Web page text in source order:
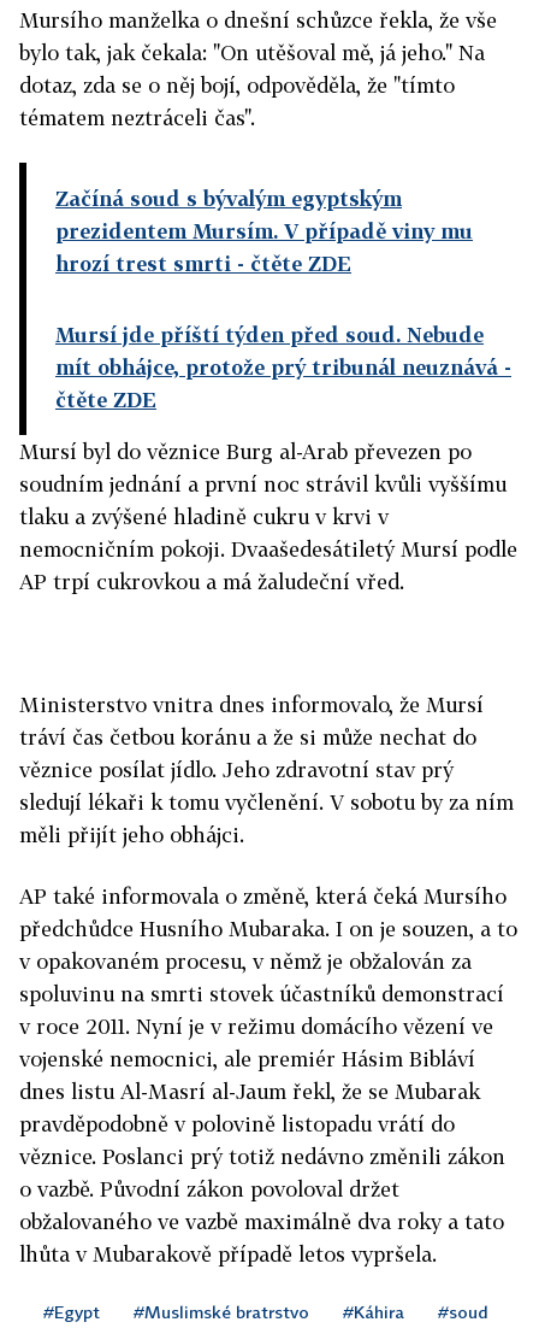
Mursího manželka o dnešní schůzce řekla, že vše
bylo tak, jak čekala: "On utěšoval mě, já jeho." Na
dotaz, zda se o něj bojí, odpověděla, že "tímto
tématem neztráceli čas".
Začíná soud s bývalým egyptským
prezidentem Mursím. V případě viny mu
hrozí trest smrti - čtěte ZDE
Mursí jde příští týden před soud. Nebude
mít obhájce, protože prý tribunál neuznává -
čtěte ZDE
Mursí byl do věznice Burg al-Arab převezen po
soudním jednání a první noc strávil kvůli vyššímu
tlaku a zvýšené hladině cukru v krvi v
nemocničním pokoji. Dvaašedesátiletý Mursí podle
AP trpí cukrovkou a má žaludeční vřed.
Ministerstvo vnitra dnes informovalo, že Mursí
tráví čas četbou koránu a že si může nechat do
věznice posílat jídlo. Jeho zdravotní stav prý
sledují lékaři k tomu vyčlenění. V sobotu by za ním
měli přijít jeho obhájci.
AP také informovala o změně, která čeká Mursího
předchůdce Husního Mubaraka. I on je souzen, a to
v opakovaném procesu, v němž je obžalován za
spoluvinu na smrti stovek účastníků demonstrací
v roce 2011. Nyní je v režimu domácího vězení ve
vojenské nemocnici, ale premiér Hásim Bibláví
dnes listu Al-Masrí al-Jaum řekl, že se Mubarak
pravděpodobně v polovině listopadu vrátí do
věznice. Poslanci prý totiž nedávno změnili zákon
o vazbě. Původní zákon povoloval držet
obžalovaného ve vazbě maximálně dva roky a tato
lhůta v Mubarakově případě letos vypršela.
#Egypt #Muslimské bratrstvo #Káhira #soud